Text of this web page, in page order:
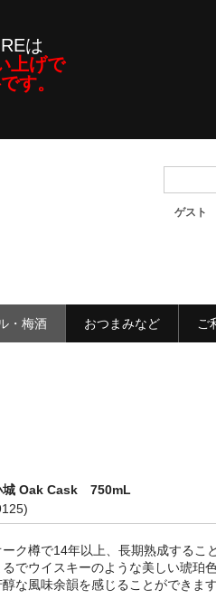
は
上げで
す。
ゲスト
・梅酒 おつまみなど ご
城 Oak Cask 750mL
ーク樽で14年以上、長期熟成するこ
るでウイスキーのような美しい琥珀
醇な風味余韻を感じることができます